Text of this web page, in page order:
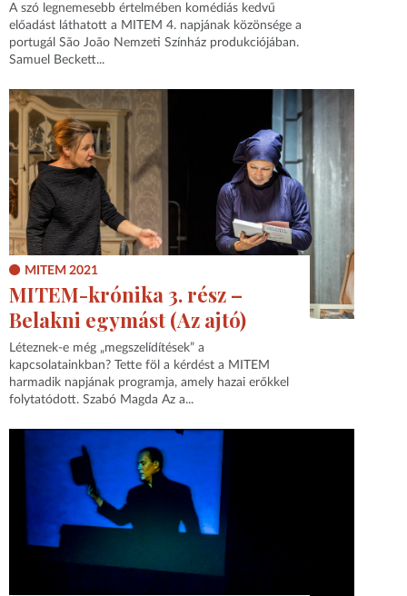
A szó legnemesebb értelmében komédiás kedvű
előadást láthatott a MITEM 4. napjának közönsége a
portugál São João Nemzeti Színház produkciójában.
Samuel Beckett...
MITEM 2021
MITEM-krónika 3. rész –
Belakni egymást (Az ajtó)
Léteznek-e még „megszelídítések” a
kapcsolatainkban? Tette föl a kérdést a MITEM
harmadik napjának programja, amely hazai erőkkel
folytatódott. Szabó Magda Az a...